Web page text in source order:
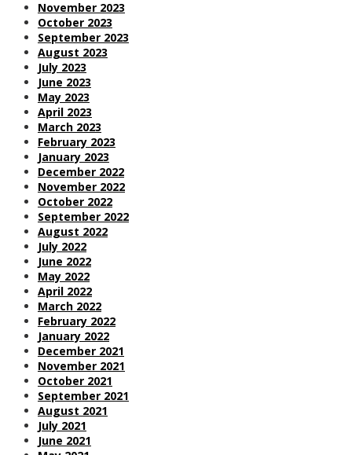
November 2023
October 2023
September 2023
August 2023
July 2023
June 2023
May 2023
April 2023
March 2023
February 2023
January 2023
December 2022
November 2022
October 2022
September 2022
August 2022
July 2022
June 2022
May 2022
April 2022
March 2022
February 2022
January 2022
December 2021
November 2021
October 2021
September 2021
August 2021
July 2021
June 2021